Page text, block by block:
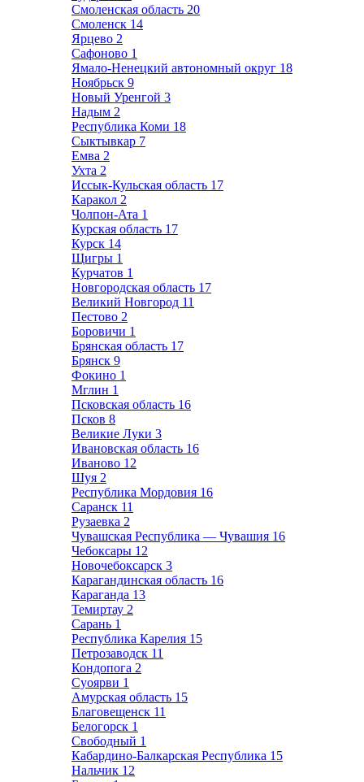
Смоленская область 20
Смоленск 14
Ярцево 2
Сафоново 1
Ямало-Ненецкий автономный округ 18
Ноябрьск 9
Новый Уренгой 3
Надым 2
Республика Коми 18
Сыктывкар 7
Емва 2
Ухта 2
Иссык-Кульская область 17
Каракол 2
Чолпон-Ата 1
Курская область 17
Курск 14
Щигры 1
Курчатов 1
Новгородская область 17
Великий Новгород 11
Пестово 2
Боровичи 1
Брянская область 17
Брянск 9
Фокино 1
Мглин 1
Псковская область 16
Псков 8
Великие Луки 3
Ивановская область 16
Иваново 12
Шуя 2
Республика Мордовия 16
Саранск 11
Рузаевка 2
Чувашская Республика — Чувашия 16
Чебоксары 12
Новочебоксарск 3
Карагандинская область 16
Караганда 13
Темиртау 2
Сарань 1
Республика Карелия 15
Петрозаводск 11
Кондопога 2
Суоярви 1
Амурская область 15
Благовещенск 11
Белогорск 1
Свободный 1
Кабардино-Балкарская Республика 15
Нальчик 12